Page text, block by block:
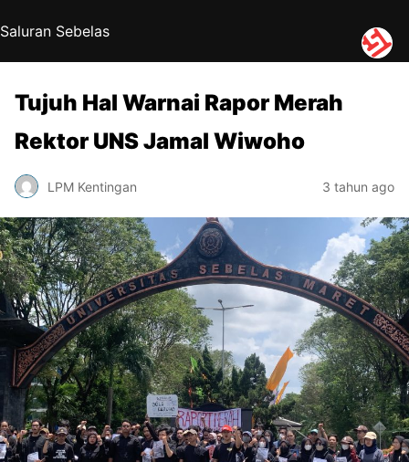
Saluran Sebelas
Tujuh Hal Warnai Rapor Merah
Rektor UNS Jamal Wiwoho
LPM Kentingan 3 tahun ago